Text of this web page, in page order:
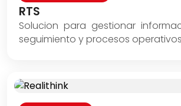
RTS
Solucion para gestionar
seguimiento y procesos